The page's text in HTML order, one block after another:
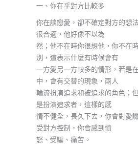
一、你在乎對方比較多
你在談戀愛，卻不確定對方的想
很合適，他好像不以為
然；他不在時你很想他，你不在
別，這表示什麼有時候會有
一方愛另一方較多的情形，若是
中，會有交替的現象，兩人
輪流扮演追求和被追求的角色；
是扮演追求者，這樣的感
情不健全，長久下去，你會對愛
受對方控制，你會感到憤
怒、受騙、痛苦。